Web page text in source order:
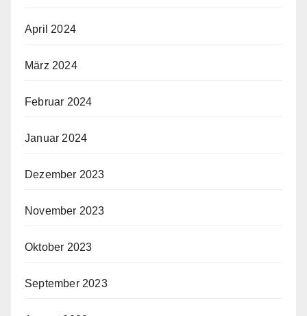
April 2024
März 2024
Februar 2024
Januar 2024
Dezember 2023
November 2023
Oktober 2023
September 2023